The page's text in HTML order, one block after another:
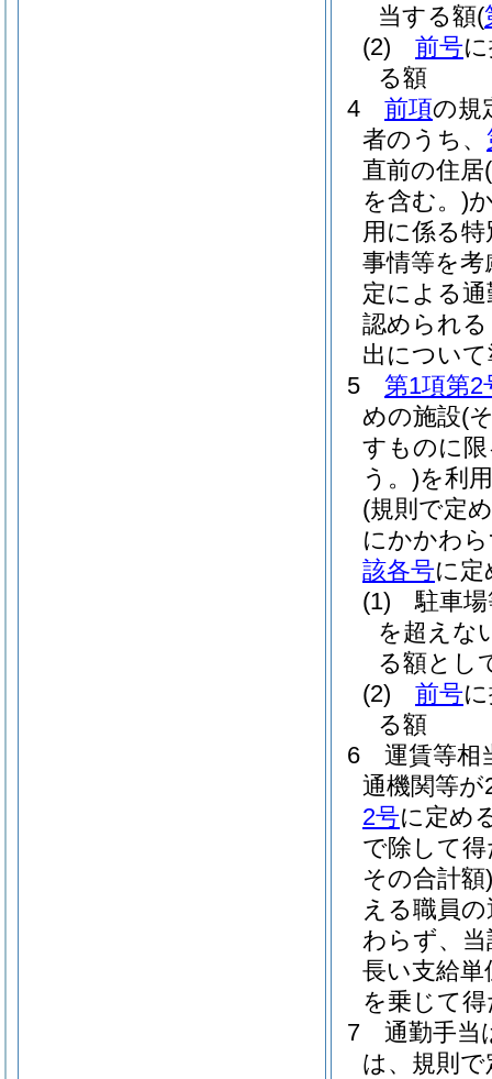
当する額(
(2)
前号
る額
4
前項の規
者のうち、
直前の住居
を含む。)
用に係る
事情等を
定による
認められ
出につい
5
第1項第2
めの施設(
すものに
う。)を利
(規則で定
にかかわ
該各号に
(1)
駐車
を超えな
る額とし
(2)
前号
る額
6
運賃等相
通機関等
2号に定め
で除して
その合計額)
える職員
わらず、
長い支給単
を乗じて
7
通勤手当
は、規則